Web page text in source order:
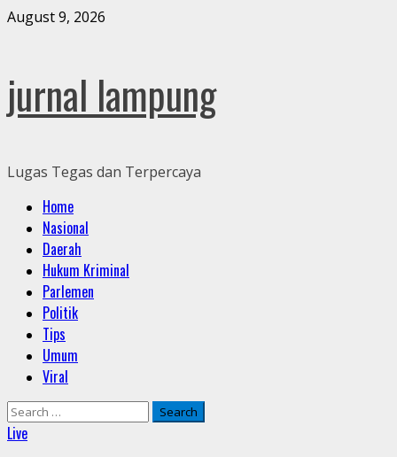
Skip
August 9, 2026
jurnal lampung
Lugas Tegas dan Terpercaya
Primary
Menu
Home
Nasional
Daerah
Hukum Kriminal
Parlemen
Politik
Tips
Umum
Viral
Search
for:
Live